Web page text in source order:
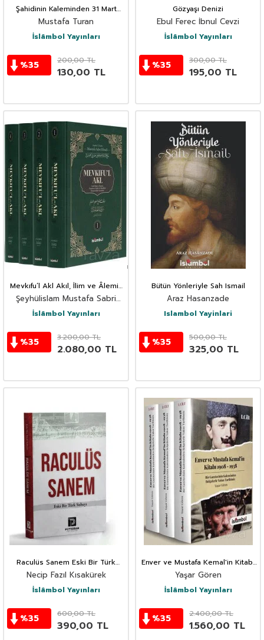
Şahidinin Kaleminden 31 Mart
Faciası
Mustafa Turan
İslâmbol Yayınları
%35 200,00TL
130,00 TL
Gözyaşı Denizi
Ebul Ferec İbnul Cevzi
İslâmbol Yayınları
%35 300,00TL
195,00 TL
Mevkıfu’l Akl Akıl, İlim ve Âlemin
Âlemlerin Rabbi ve Rasûlleri
Karşısındaki Konumu (4 Cilt
Takım)
Şeyhülislam Mustafa Sabri
Efendi
İslâmbol Yayınları
%35 3.200,00TL
2.080,00 TL
Bütün Yönleriyle Sah Ismail
Araz Hasanzade
Islambol Yayinlari
%35 500,00TL
325,00 TL
Raculüs Sanem Eski Bir Türk
Subayi
Necip Fazıl Kısakürek
İslâmbol Yayınları
%35 600,00TL
390,00 TL
Enver ve Mustafa Kemal'in Kitabı
1908 - 1938 (3 Kitap Takım)
Yaşar Gören
İslâmbol Yayınları
%35 2.400,00TL
1.560,00 TL